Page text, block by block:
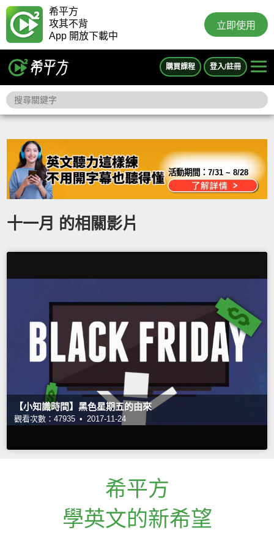
希平方
攻其不背
App 開放下載中
立即使用
購買課程 登入/註冊
活動期間：7/31 ~ 8/28
十一月 的相關影片
【小知識時間】黑色星期五的由來
觀看次數：47935 • 2017-11-24
希平方
學英文的新希望